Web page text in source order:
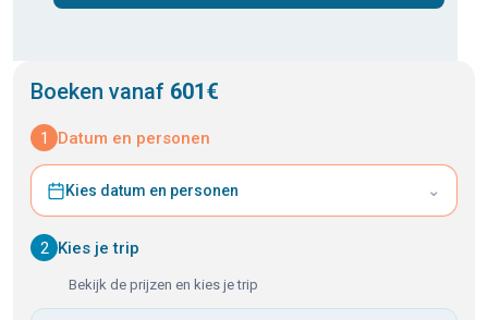
Boeken vanaf 601€
1 Datum en personen
Kies datum en personen ⌄
2 Kies je trip
Bekijk de prijzen en kies je trip